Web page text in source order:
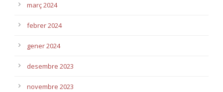
març 2024
febrer 2024
gener 2024
desembre 2023
novembre 2023